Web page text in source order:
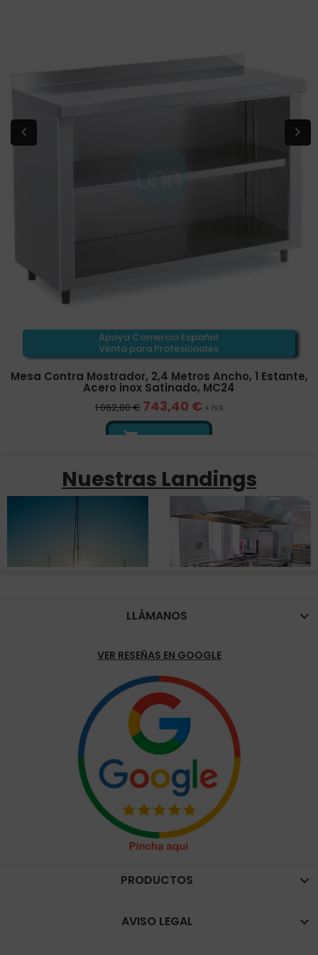
Apoya Comercio Español
Venta para Profesionales
Mesa Contra Mostrador, 2,4 Metros Ancho, 1 Estante,
Acero inox Satinado, MC24
1.062,00 € 743,40 € + IVA
 ¡AL CARRITO!
Nuestras Landings
LLÁMANOS 
VER RESEÑAS EN GOOGLE
PRODUCTOS 
AVISO LEGAL 